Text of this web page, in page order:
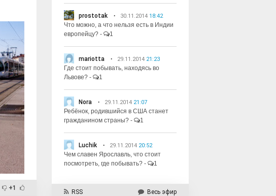
+1
prostotak 30.11.2014 18:42
Что можно, а что нельзя есть в Индии
европейцу? - 1
mariotta 29.11.2014 21:23
Где стоит побывать, находясь во
Львове? - 1
Nora 29.11.2014 21:07
Ребёнок, родившийся в США станет
гражданином страны? - 1
Luchik 29.11.2014 20:52
Чем славен Ярославль, что стоит
посмотреть, где побывать? - 1
RSS Весь эфир